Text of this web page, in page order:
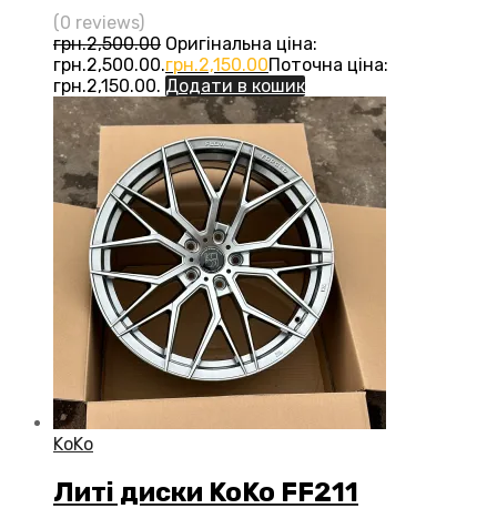
(0 reviews)
грн.2,500.00 Оригінальна ціна:
грн.2,500.00.грн.2,150.00Поточна ціна:
грн.2,150.00. Додати в кошик
KoKo
Литі диски KoKo FF211